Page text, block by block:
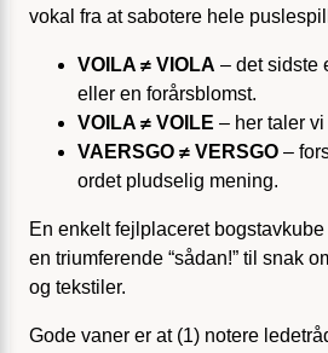
vokal fra at sabotere hele
VOILA ≠ VIOLA – det sidste
eller en forårsblomst.
VOILA ≠ VOILE – her taler
VAERSGO ≠ VERSGO –
ordet pludselig mening.
En enkelt fejlplaceret
en triumferende “sådan!” til snak
og tekstiler.
Gode vaner er at (1) notere